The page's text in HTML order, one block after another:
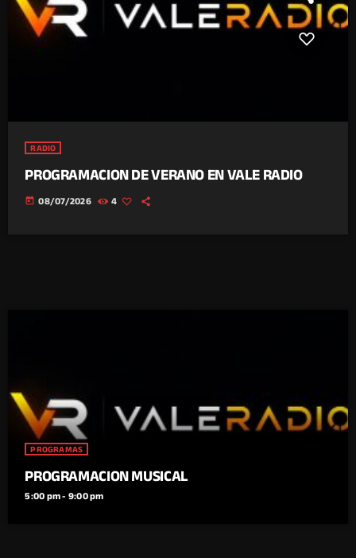
RADIO
PROGRAMACION DE VERANO EN VALE RADIO
today 08/07/2026 4
PROGRAMAS
PROGRAMACION MUSICAL
5:00 pm - 9:00 pm